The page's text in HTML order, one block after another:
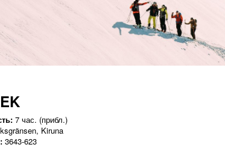
7 час. (прибл.)
Kiruna
3643-623